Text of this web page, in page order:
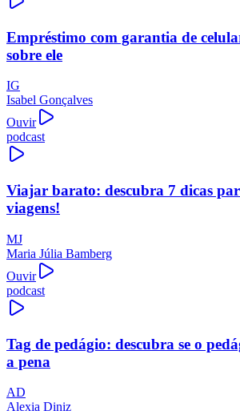
Empréstimo com garantia de
sobre ele
IG
Isabel Gonçalves
Ouvir
podcast
Viajar barato: descubra 7 dicas
viagens!
MJ
Maria Júlia Bamberg
Ouvir
podcast
Tag de pedágio: descubra se o
a pena
AD
Alexia Diniz